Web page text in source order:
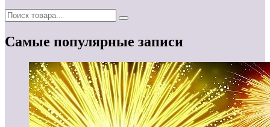
Самые популярные записи